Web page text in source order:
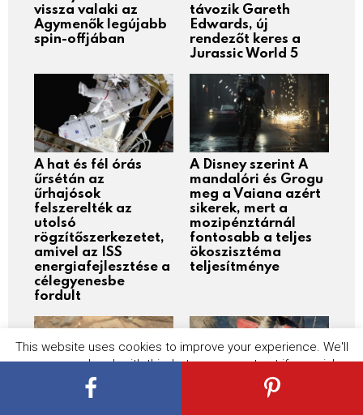
vissza valaki az
Agymenők legújabb
spin-offjában
távozik Gareth
Edwards, új
rendezőt keres a
Jurassic World 5
A hat és fél órás
űrsétán az
űrhajósok
felszerelték az
utolsó
rögzítőszerkezetet,
amivel az ISS
energiafejlesztése a
célegyenesbe
fordult
A Disney szerint A
mandalóri és Grogu
meg a Vaiana azért
sikerek, mert a
mozipénztárnál
fontosabb a teljes
ökoszisztéma
teljesítménye
This website uses cookies to improve your experience. We'll
assume you're ok with this, but you can opt-out if you wish.